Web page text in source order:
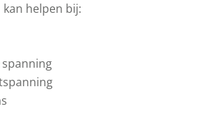
helpen bij: